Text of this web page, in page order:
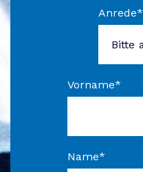
Anrede*
Vorname*
Name*